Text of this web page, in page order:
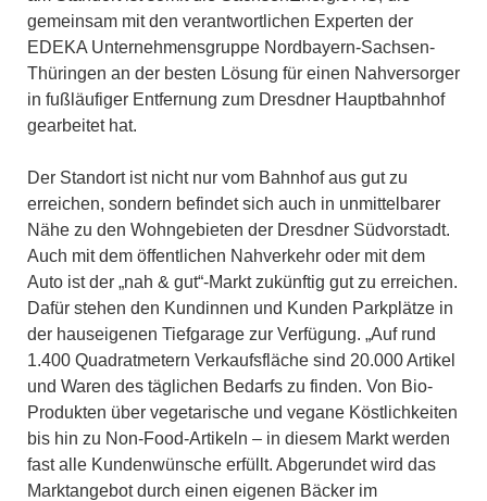
gemeinsam mit den verantwortlichen Experten der
EDEKA Unternehmensgruppe Nordbayern-Sachsen-
Thüringen an der besten Lösung für einen Nahversorger
in fußläufiger Entfernung zum Dresdner Hauptbahnhof
gearbeitet hat.
Der Standort ist nicht nur vom Bahnhof aus gut zu
erreichen, sondern befindet sich auch in unmittelbarer
Nähe zu den Wohngebieten der Dresdner Südvorstadt.
Auch mit dem öffentlichen Nahverkehr oder mit dem
Auto ist der „nah & gut“-Markt zukünftig gut zu erreichen.
Dafür stehen den Kundinnen und Kunden Parkplätze in
der hauseigenen Tiefgarage zur Verfügung. „Auf rund
1.400 Quadratmetern Verkaufsfläche sind 20.000 Artikel
und Waren des täglichen Bedarfs zu finden. Von Bio-
Produkten über vegetarische und vegane Köstlichkeiten
bis hin zu Non-Food-Artikeln – in diesem Markt werden
fast alle Kundenwünsche erfüllt. Abgerundet wird das
Marktangebot durch einen eigenen Bäcker im